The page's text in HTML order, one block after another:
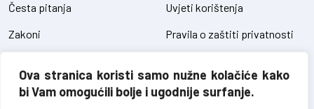
Ova stranica koristi samo nužne kolačiće kako
bi Vam omogućili bolje i ugodnije surfanje.
Česta pitanja
Zakoni
Uvjeti korištenja
Pravila o zaštiti privatnosti
Pristup informacijama